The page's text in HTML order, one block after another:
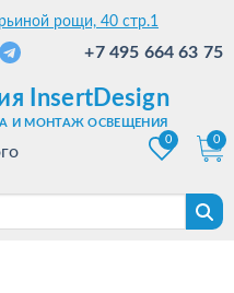
рощи, 40 стр.1
+7 495 664 63 75
InsertDesign
И МОНТАЖ ОСВЕЩЕНИЯ
0
0